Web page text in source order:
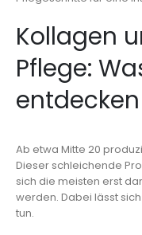
Kollagen
Pflege:
entdecken
Ab etwa Mitte 20
Dieser schleichende
sich die meisten erst
werden. Dabei lässt
tun.